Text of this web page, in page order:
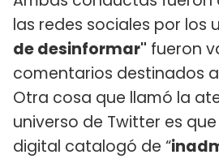
las redes sociales por los
de desinformar" fueron
comentarios destinados
Otra cosa que llamó la
universo de Twitter es
digital catalogó de “